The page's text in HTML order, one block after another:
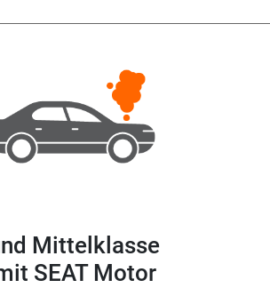
Mittelklasse
SEAT Motor